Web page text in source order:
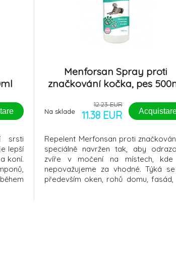
srsti
lepší
koní.
Menforsan Spray proti
značkování kočka, pes
Na sklade
12.23 EUR
11.38 EUR
Repelent Merfonsan proti
speciálně navržen tak, aby
zvíře v močení na místech,
nepovažujeme za vhodné. Týká
především oken, rohů domu, fasád,